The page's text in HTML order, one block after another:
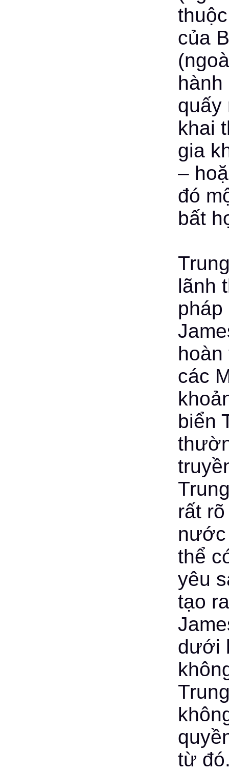
của
hành
quấy
khai
gia
–
đó
bất
lãnh
các
biển
rất
nước
thể
yêu
tạo
dưới
từ